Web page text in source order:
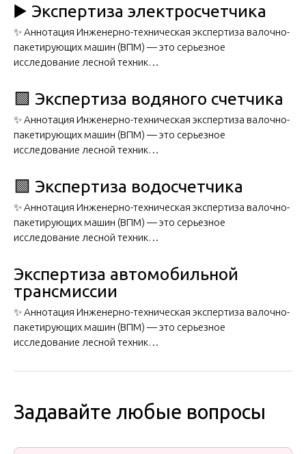
▶️ Экспертиза электросчетчика
✨ Аннотация Инженерно-техническая экспертиза валочно-
пакетирующих машин (ВПМ) — это серьезное
исследование лесной техник…
🟩 Экспертиза водяного счетчика
✨ Аннотация Инженерно-техническая экспертиза валочно-
пакетирующих машин (ВПМ) — это серьезное
исследование лесной техник…
🟩 Экспертиза водосчетчика
✨ Аннотация Инженерно-техническая экспертиза валочно-
пакетирующих машин (ВПМ) — это серьезное
исследование лесной техник…
Экспертиза автомобильной
трансмиссии
✨ Аннотация Инженерно-техническая экспертиза валочно-
пакетирующих машин (ВПМ) — это серьезное
исследование лесной техник…
Задавайте любые вопросы